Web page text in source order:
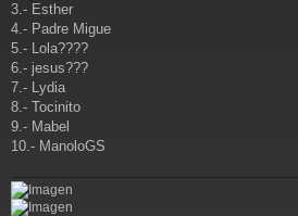
3.- Esther
4.- Padre Migue
5.- Lola????
6.- jesus???
7.- Lydia
8.- Tocinito
9.- Mabel
10.- ManoloGS